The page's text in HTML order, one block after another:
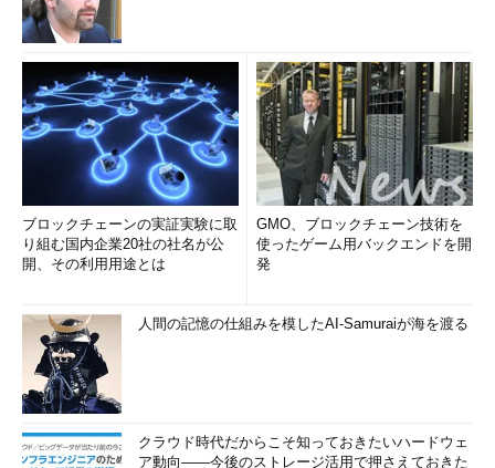
ブロックチェーンの実証実験に取
り組む国内企業20社の社名が公
開、その利用用途とは
GMO、ブロックチェーン技術を
使ったゲーム用バックエンドを開
発
人間の記憶の仕組みを模したAI-Samuraiが海を渡る
クラウド時代だからこそ知っておきたいハードウェ
ア動向――今後のストレージ活用で押さえておきた